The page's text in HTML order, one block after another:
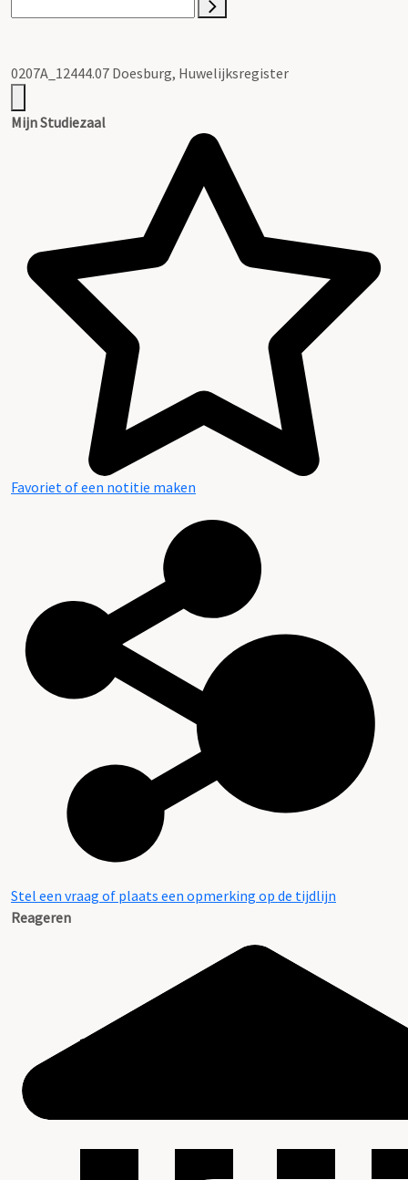
0207A_12444.07 Doesburg, Huwelijksregister
Mijn Studiezaal
Favoriet of een notitie maken
Stel een vraag of plaats een opmerking op de tijdlijn
Reageren